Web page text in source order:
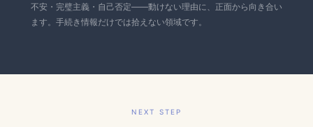
不安・完璧主義・自己否定——動けない理由に、正面から向き合い
ます。手続き情報だけでは拾えない領域です。
NEXT STEP